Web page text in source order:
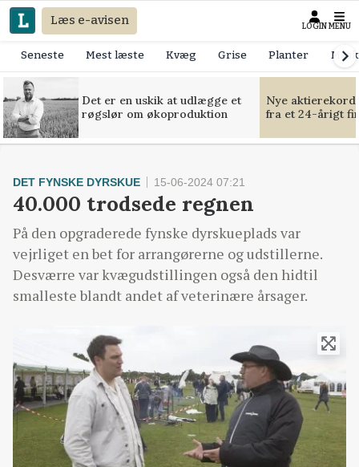
Læs e-avisen LOGIN MENU
Seneste Mest læste Kvæg Grise Planter
Det er en uskik at udlægge et
røgslør om økoproduktion
Nye
fra et 24-årigt
DET FYNSKE DYRSKUE 15-06-2024 07:21
40.000 trodsede regnen
På den opgraderede fynske dyrskueplads var
vejrliget en bet for arrangørerne og udstillerne.
Desværre var kvægudstillingen også den hidtil
smalleste blandt andet af veterinære årsager.